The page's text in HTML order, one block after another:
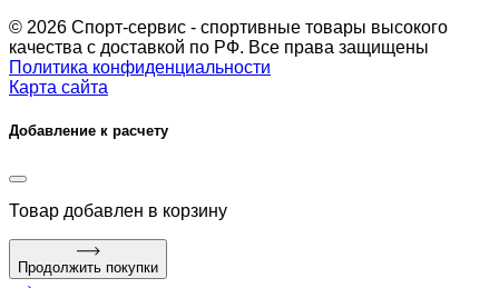
© 2026 Спорт-сервис - спортивные товары высокого
качества с доставкой по РФ. Все права защищены
Политика конфиденциальности
Карта сайта
Добавление к расчету
Товар добавлен в корзину
Продолжить покупки